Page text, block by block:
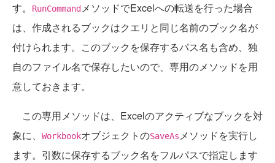
す。
RunCommand メソッドでExcelへの転送を行った場合
は、作成されるブックはクエリと同じ名前のブック名が
付けられます。このブックを保存するパス名も含め、独
自のファイル名で保存したいので、専用のメソッドを用
意しておきます。
この専用メソッドは、Excelのアクティブなブックを対
象に、
WorkbookオブジェクトのSaveAsメソッドを実行し
ます。引数に保存するブック名をフルパスで指定します